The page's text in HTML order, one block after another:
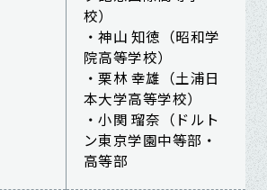
校）
・神山 知徳（昭和学
院高等学校）
・栗林 幸雄（土浦日
本大学高等学校）
・小関 瑠奈（ドルト
ン東京学園中等部・
高等部